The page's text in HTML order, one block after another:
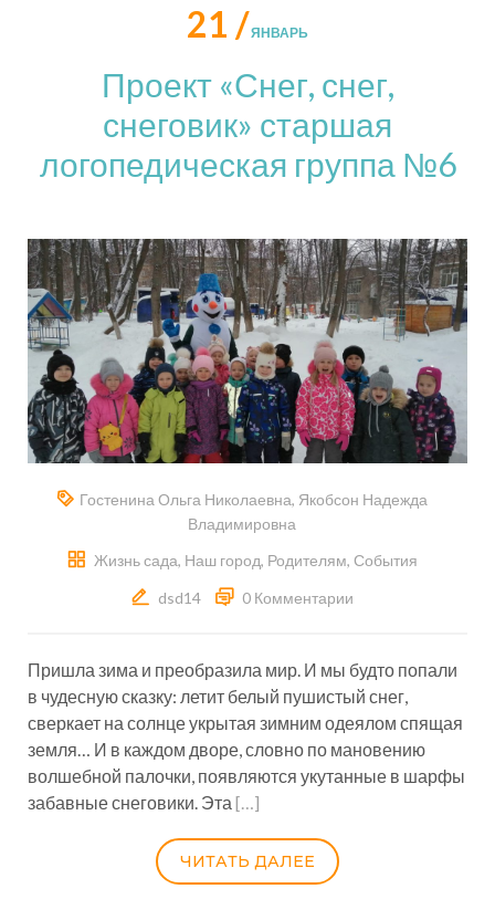
21 /ЯНВАРЬ
Проект «Снег, снег,
снеговик» старшая
логопедическая группа №6
Гостенина Ольга Николаевна, Якобсон Надежда
Владимировна
Жизнь сада, Наш город, Родителям, События
dsd14
0 Комментарии
Пришла зима и преобразила мир. И мы будто попали
в чудесную сказку: летит белый пушистый снег,
сверкает на солнце укрытая зимним одеялом спящая
земля… И в каждом дворе, словно по мановению
волшебной палочки, появляются укутанные в шарфы
забавные снеговики. Эта […]
ЧИТАТЬ ДАЛЕЕ